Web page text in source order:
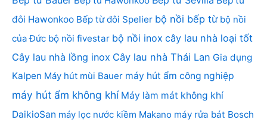
đôi Hawonkoo Bếp từ đôi Spelier bộ nồi bếp từ bộ nồi
của Đức bộ nồi fivestar bộ nồi inox cây lau nhà loại tốt
Cây lau nhà lồng inox Cây lau nhà Thái Lan Gia dụng
Kalpen Máy hút mùi Bauer máy hút ẩm công nghiệp
máy hút ẩm không khí Máy làm mát không khí
DaikioSan máy lọc nước kiềm Makano máy rửa bát Bosch